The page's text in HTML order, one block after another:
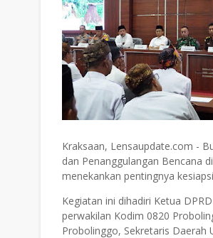
Kraksaan, Lensaupdate.com -
dan Penanggulangan Bencana
menekankan pentingnya
Kegiatan ini dihadiri Ketua
perwakilan Kodim 0820
Probolinggo, Sekretaris Daerah